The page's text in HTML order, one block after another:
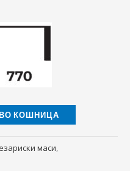
КОШНИЦА
маси,